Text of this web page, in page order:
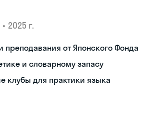
• 2025 г.
преподавания от Японского Фонда
и словарному запасу
клубы для практики языка